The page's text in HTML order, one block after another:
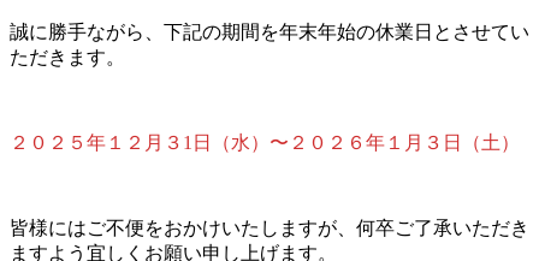
誠に勝手ながら、下記の期間を年末年始の休業日とさせてい
ただきます。
２０２５年１２月３1日（水）〜２０２６年１月３日（土）
皆様にはご不便をおかけいたしますが、何卒ご了承いただき
ますよう宜しくお願い申し上げます。